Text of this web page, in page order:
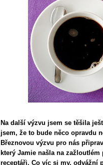
Na další výzvu jsem se těšila
jsem, že to bude něco opravdu
Březnovou výzvu pro nás
který Jamie našla na
receptáři. Co víc si my, odvážní